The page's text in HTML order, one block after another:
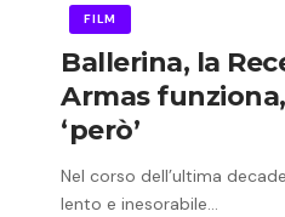
FILM
Ballerina, la
Armas
‘però’
Nel corso dell’ultima
lento e inesorabile…